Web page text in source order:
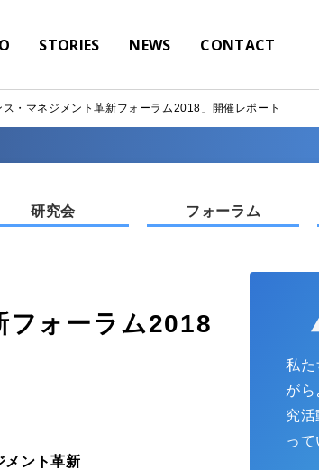
STORIES NEWS CONTACT
ス・マネジメント革新フォーラム2018​」開催レポート
研究会 フォーラム
フォーラム2018​
メント革新
私た
が
究
って